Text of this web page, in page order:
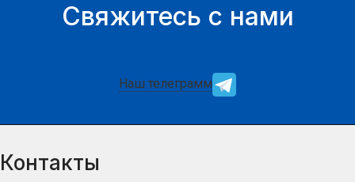
Свяжитесь с нами
Наш телеграмм
Контакты